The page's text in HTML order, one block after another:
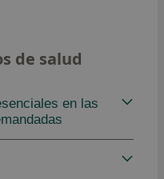
de salud
en las